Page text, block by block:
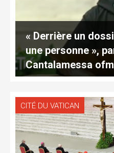
« Derrière un
une personne »,
Cantalamessa
CITÉ DU VATICAN